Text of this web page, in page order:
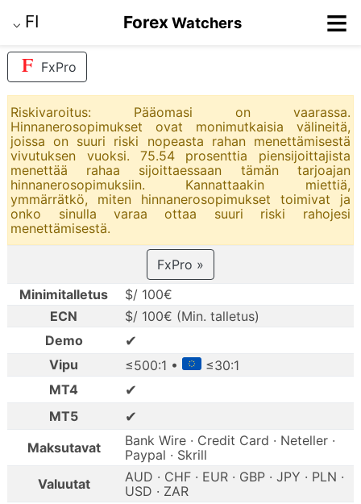
⌵ FI ForexWatchers ≡
FxPro
Riskivaroitus: Pääomasi on vaarassa.
Hinnanerosopimukset ovat monimutkaisia välineitä,
joissa on suuri riski nopeasta rahan menettämisestä
vivutuksen vuoksi. 75.54 prosenttia piensijoittajista
menettää rahaa sijoittaessaan tämän tarjoajan
hinnanerosopimuksiin. Kannattaakin miettiä,
ymmärrätkö, miten hinnanerosopimukset toimivat ja
onko sinulla varaa ottaa suuri riski rahojesi
menettämisestä.
FxPro »
Minimitalletus
$/ 100€
ECN
$/ 100€ (Min. talletus)
Demo
✔
Vipu ≤500:1 •
≤30:1
MT4
✔
MT5 ✔
Maksutavat
Bank Wire · Credit Card · Neteller ·
Paypal · Skrill
Valuutat
AUD · CHF · EUR · GBP · JPY · PLN ·
USD · ZAR